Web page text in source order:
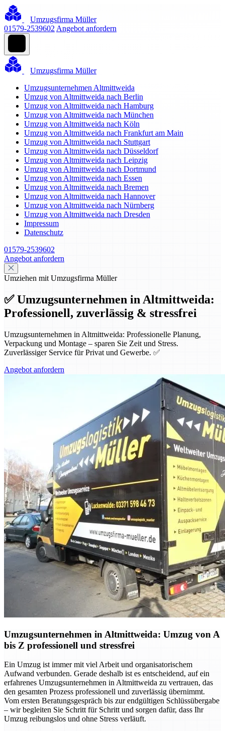
Umzugsfirma Müller
01579-2539602 Angebot anfordern
Umzugsfirma Müller
Umzugsunternehmen Altmittweida
Umzug von Altmittweida nach Berlin
Umzug von Altmittweida nach Hamburg
Umzug von Altmittweida nach München
Umzug von Altmittweida nach Köln
Umzug von Altmittweida nach Frankfurt am Main
Umzug von Altmittweida nach Stuttgart
Umzug von Altmittweida nach Düsseldorf
Umzug von Altmittweida nach Leipzig
Umzug von Altmittweida nach Dortmund
Umzug von Altmittweida nach Essen
Umzug von Altmittweida nach Bremen
Umzug von Altmittweida nach Hannover
Umzug von Altmittweida nach Nürnberg
Umzug von Altmittweida nach Dresden
Impressum
Datenschutz
01579-2539602
Angebot anfordern
Umziehen mit Umzugsfirma Müller
✅ Umzugsunternehmen in Altmittweida:
Professionell, zuverlässig & stressfrei
Umzugsunternehmen in Altmittweida: Professionelle Planung,
Verpackung und Montage – sparen Sie Zeit und Stress.
Zuverlässiger Service für Privat und Gewerbe. ✅
Angebot anfordern
Umzugsunternehmen in Altmittweida: Umzug von A
bis Z professionell und stressfrei
Ein Umzug ist immer mit viel Arbeit und organisatorischem
Aufwand verbunden. Gerade deshalb ist es entscheidend, auf ein
erfahrenes Umzugsunternehmen in Altmittweida zu vertrauen, das
den gesamten Prozess professionell und zuverlässig übernimmt.
Vom ersten Beratungsgespräch bis zur endgültigen Schlüssübergabe
– wir begleiten Sie Schritt für Schritt und sorgen dafür, dass Ihr
Umzug reibungslos und ohne Stress verläuft.